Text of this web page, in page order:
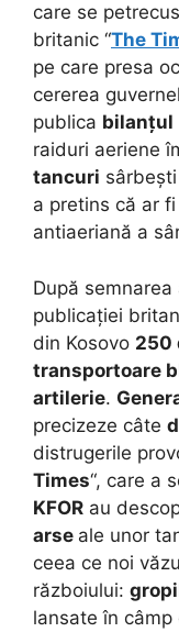
care se
britanic “The
pe care presa
cererea
publica bilanțul
raiduri aeriene
tancuri
a pretins că ar
antiaeriană a
După
publicației
din Kosovo 250
transportoare
artilerie.
precizeze câte
distrugerile
Times“, care a
KFOR au
arse ale unor
ceea ce noi
războiului:
lansate în câmp